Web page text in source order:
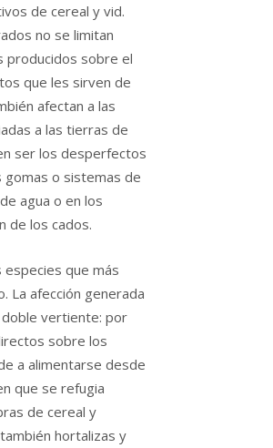
de cereal y vid.
no se limitan
producidos sobre el
que les sirven de
afectan a las
a las tierras de
ser los desperfectos
o sistemas de
agua o en los
de los cados.
especies que más
La afección generada
doble vertiente: por
sobre los
a alimentarse desde
que se refugia
de cereal y
hortalizas y